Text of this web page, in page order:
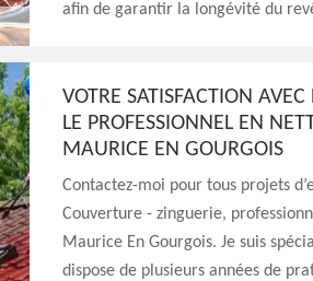
afin de garantir la longévité du
VOTRE SATISFACTION
LE PROFESSIONNEL EN
MAURICE EN GOURGOIS
Contactez-moi pour tous projets
Couverture - zinguerie,
Maurice En Gourgois. Je suis
dispose de plusieurs années de